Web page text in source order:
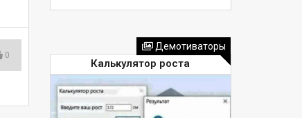
0
Калькулятор роста
Демотиваторы